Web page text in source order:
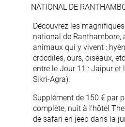
NATIONAL DE
Découvrez les
national de Ranthambore,
animaux qui y vivent :
crocdiles, ours, oiseaux,
entre le Jour 11 : Jaipur et
Sikri-Agra).
Supplément de 150 € par
complète, nuit à l’hôtel
de safari en jeep dans la